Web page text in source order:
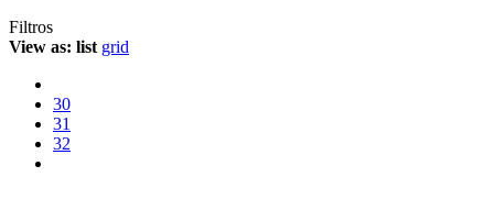
Filtros
View as: list grid
30
31
32